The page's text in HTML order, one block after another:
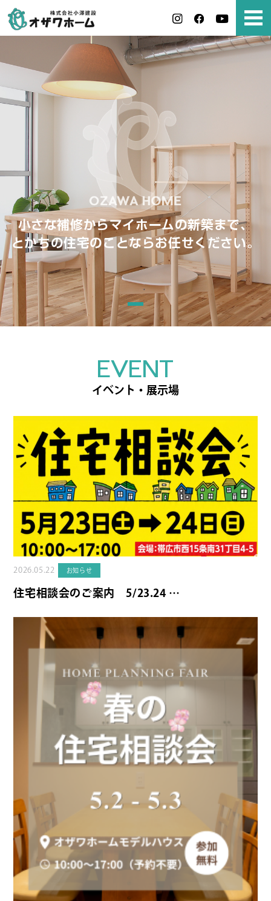
小さな補修からマイホームの新築まで、
とかちの住宅のことならお任せください。
EVENT
イベント・展示場
2026.05.22 お知らせ
住宅相談会のご案内 5/23.24 …